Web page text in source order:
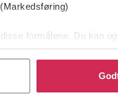
formålene. Du kan
trekke tilbake eller